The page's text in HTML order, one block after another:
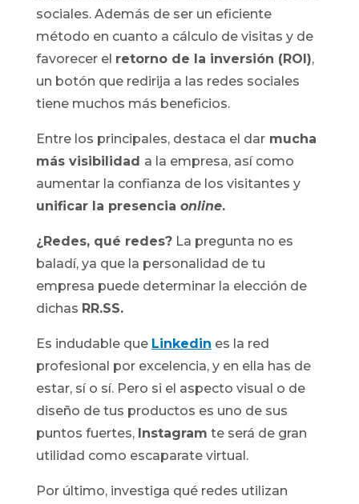
sociales. Además de ser un eficiente
método en cuanto a cálculo de visitas y de
favorecer el retorno de la inversión (ROI),
un botón que redirija a las redes sociales
tiene muchos más beneficios.
Entre los principales, destaca el darmucha
más visibilidad a la empresa, así como
aumentar la confianza de los visitantes y
unificar la presencia online.
¿Redes, qué redes?La pregunta no es
baladí, ya que la personalidad de tu
empresa puede determinar la elección de
dichas RR.SS.
Es indudable que Linkedin es la red
profesional por excelencia, y en ella has de
estar, sí o sí. Pero si el aspecto visual o de
diseño de tus productos es uno de sus
puntos fuertes, Instagram te será de gran
utilidad como escaparate virtual.
Por último, investiga qué redes utilizan